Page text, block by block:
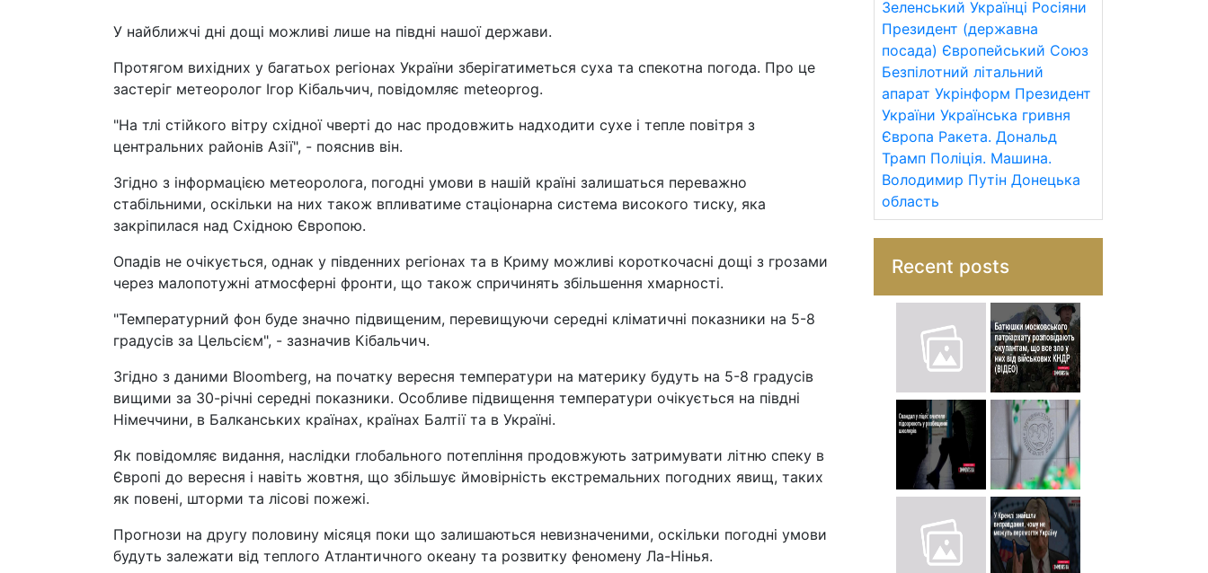
У найближчі дні дощі можливі лише на півдні нашої держави.
Протягом вихідних у багатьох регіонах України зберігатиметься суха та спекотна погода. Про це
застеріг метеоролог Ігор Кібальчич, повідомляє meteoprog.
"На тлі стійкого вітру східної чверті до нас продовжить надходити сухе і тепле повітря з
центральних районів Азії", - пояснив він.
Згідно з інформацією метеоролога, погодні умови в нашій країні залишаться переважно
стабільними, оскільки на них також впливатиме стаціонарна система високого тиску, яка
закріпилася над Східною Європою.
Опадів не очікується, однак у південних регіонах та в Криму можливі короткочасні дощі з грозами
через малопотужні атмосферні фронти, що також спричинять збільшення хмарності.
"Температурний фон буде значно підвищеним, перевищуючи середні кліматичні показники на 5-8
градусів за Цельсієм", - зазначив Кібальчич.
Згідно з даними Bloomberg, на початку вересня температури на материку будуть на 5-8 градусів
вищими за 30-річні середні показники. Особливе підвищення температури очікується на півдні
Німеччини, в Балканських країнах, країнах Балтії та в Україні.
Як повідомляє видання, наслідки глобального потепління продовжують затримувати літню спеку в
Європі до вересня і навіть жовтня, що збільшує ймовірність екстремальних погодних явищ, таких
як повені, шторми та лісові пожежі.
Прогнози на другу половину місяця поки що залишаються невизначеними, оскільки погодні умови
будуть залежати від теплого Атлантичного океану та розвитку феномену Ла-Нінья.
Зеленський Українці Росіяни
Президент (державна
посада) Європейський Союз
Безпілотний літальний
апарат Укрінформ Президент
України Українська гривня
Європа Ракета. Дональд
Трамп Поліція. Машина.
Володимир Путін Донецька
область
Recent posts